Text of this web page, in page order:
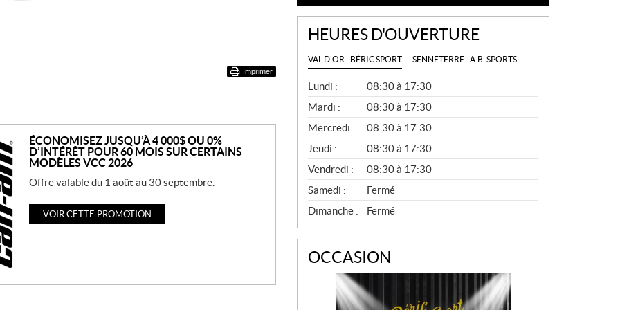
Imprimer
ÉCONOMISEZ JUSQU’À 4 000$ OU 0%
D’INTÉRÊT POUR 60 MOIS SUR CERTAINS
MODÈLES VCC 2026
Offre valable du 1 août au 30 septembre.
VOIR CETTE PROMOTION
HEURES D'OUVERTURE
VAL D'OR - BÉRIC SPORT SENNETERRE - A.B. SPORTS
G
É
N
É
R
A
L
Lundi :
08:30 à 17:30
Mardi :
08:30 à 17:30
Mercredi :
08:30 à 17:30
Jeudi :
08:30 à 17:30
Vendredi :
08:30 à 17:30
Samedi :
Fermé
Dimanche :
Fermé
OCCASION